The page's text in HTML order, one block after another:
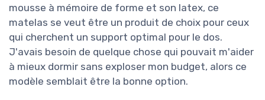
mousse à mémoire de forme et son latex, ce
matelas se veut être un produit de choix pour ceux
qui cherchent un support optimal pour le dos.
J'avais besoin de quelque chose qui pouvait m'aider
à mieux dormir sans exploser mon budget, alors ce
modèle semblait être la bonne option.